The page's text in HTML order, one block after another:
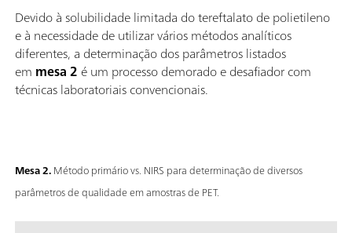
Devido à solubilidade limitada do tereftalato de polietileno
e à necessidade de utilizar vários métodos analíticos
diferentes, a determinação dos parâmetros listados
em mesa 2 é um processo demorado e desafiador com
técnicas laboratoriais convencionais.
Mesa 2.Método primário vs. NIRS para determinação de diversos
parâmetros de qualidade em amostras de PET.